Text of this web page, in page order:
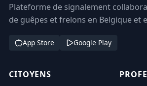
Plateforme de signalement
de guêpes et frelons en Belgique et
App Store Google Play
CITOYENS